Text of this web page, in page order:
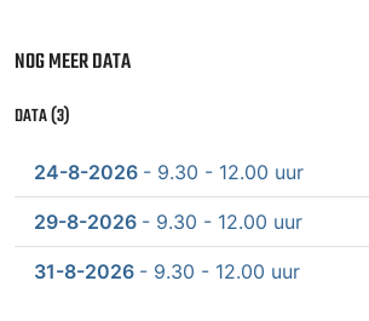
NOG MEER DATA
DATA (3)
24-8-2026 - 9.30 - 12.00 uur
29-8-2026 - 9.30 - 12.00 uur
31-8-2026 - 9.30 - 12.00 uur